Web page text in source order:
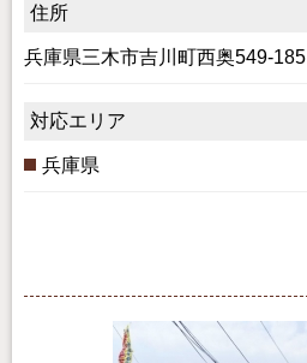
住所
兵庫県三木市吉川町西奥549-185
対応エリア
兵庫県